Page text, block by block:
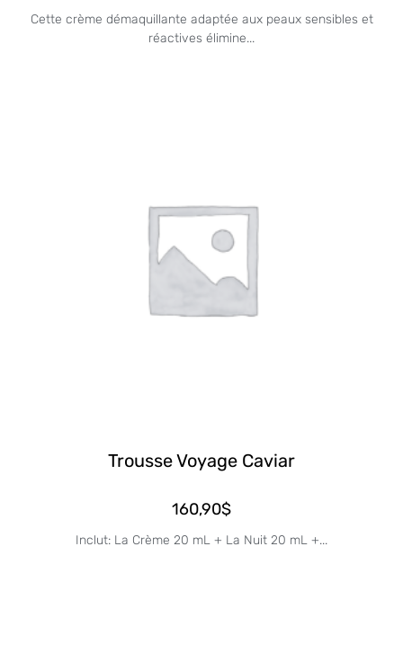
Cette crème démaquillante adaptée aux peaux sensibles et
réactives élimine...
Trousse Voyage Caviar
160,90$
Inclut: La Crème 20 mL + La Nuit 20 mL +...